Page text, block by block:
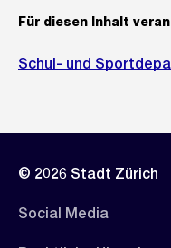
Für diesen Inhalt
Schul- und
© 2026 Stadt Zürich
Social Media